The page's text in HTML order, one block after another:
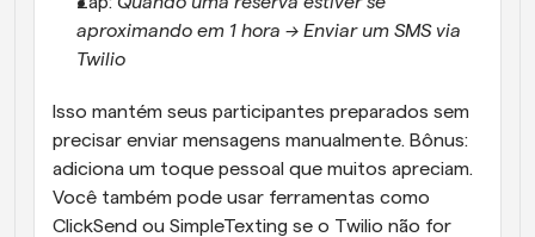
aproximando em 1 hora → Enviar um SMS via
Twilio
Isso mantém seus participantes preparados sem
precisar enviar mensagens manualmente. Bônus:
adiciona um toque pessoal que muitos apreciam.
Você também pode usar ferramentas como
ClickSend ou SimpleTexting se o Twilio não for